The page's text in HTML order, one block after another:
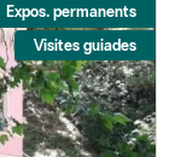
Expos. permanents
Visites guiades